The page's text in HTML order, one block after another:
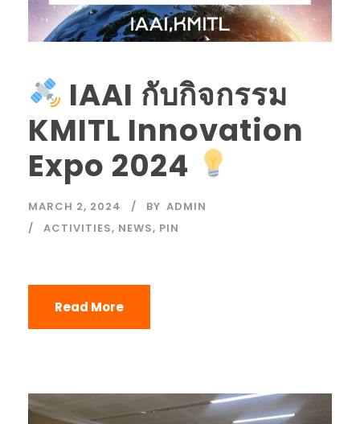
IAAI กับกิจกรรม
KMITL Innovation
Expo 2024
MARCH 2, 2024 BY ADMIN
ACTIVITIES, NEWS, PIN
Read More